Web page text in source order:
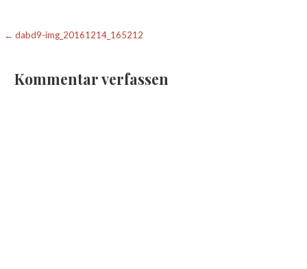
Beitragsnavigation
← dabd9-img_20161214_165212
Kommentar verfassen